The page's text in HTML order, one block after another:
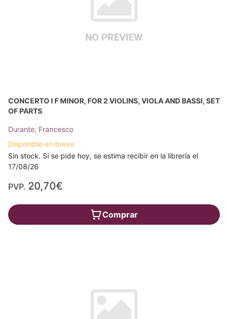
CONCERTO I F MINOR, FOR 2 VIOLINS, VIOLA AND BASSI, SET
OF PARTS
Durante, Francesco
Disponible en breve
Sin stock. Si se pide hoy, se estima recibir en la librería el
17/08/26
PVP. 20,70€
Comprar